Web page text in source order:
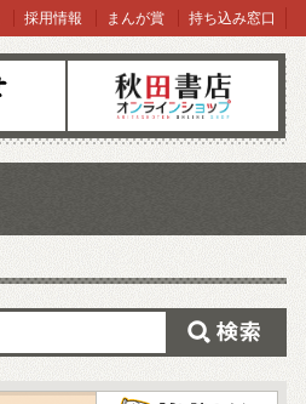
オンラインショップ
採用情報 まんが賞 持ち込み窓口